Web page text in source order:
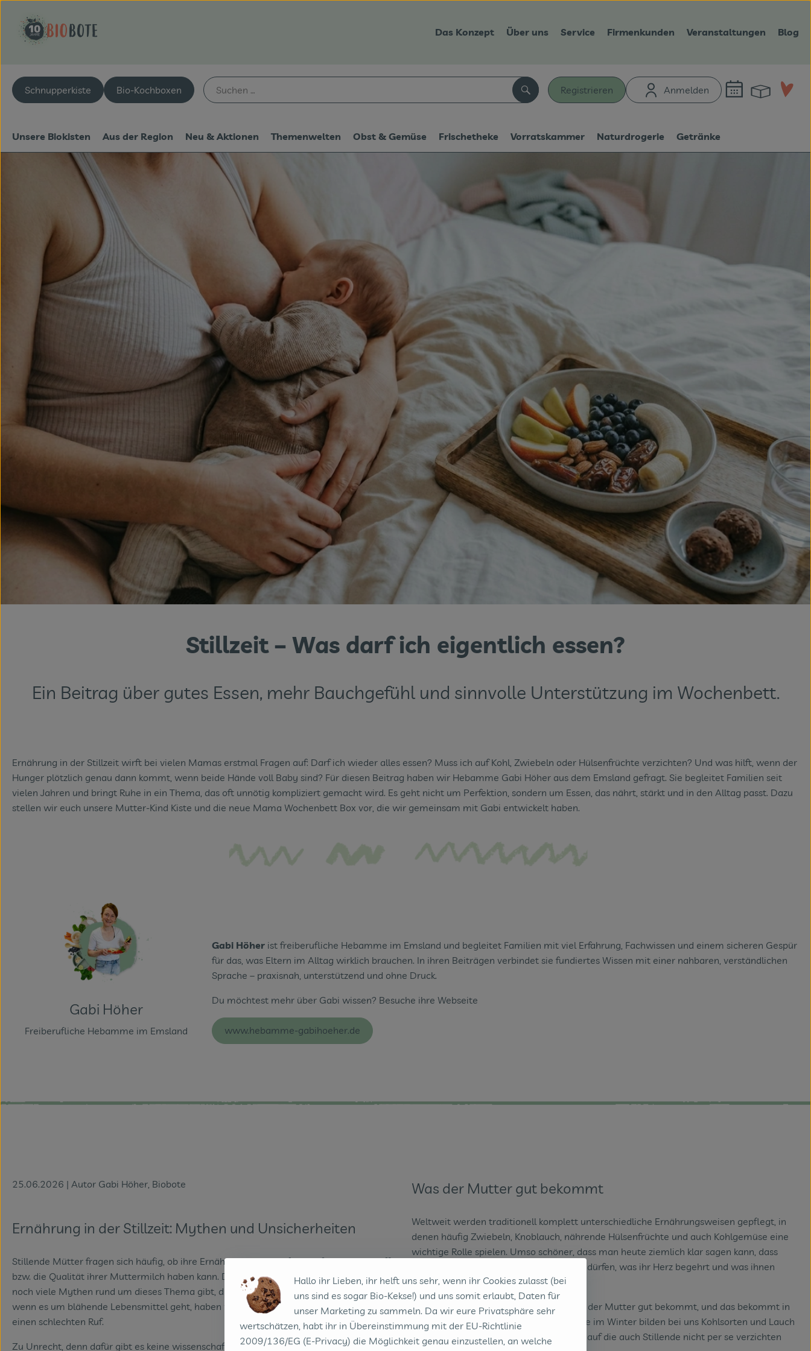
Das Konzept Über uns Service Firmenkunden Veranstaltungen Blog
Registrieren Anmelden
Suchen
Schnupperkiste Bio-Kochboxen
Unsere Biokisten Aus der Region Neu & Aktionen Themenwelten Obst & Gemüse Frischetheke Vorratskammer Naturdrogerie Getränke
Stillzeit – Was darf ich eigentlich essen?
Ein Beitrag über gutes Essen, mehr Bauchgefühl und sinnvolle Unterstützung im Wochenbett.
Ernährung in der Stillzeit wirft bei vielen Mamas erstmal Fragen auf: Darf ich wieder alles essen? Muss ich auf Kohl, Zwiebeln oder Hülsenfrüchte verzichten? Und was hilft, wenn der
Hunger plötzlich genau dann kommt, wenn beide Hände voll Baby sind? Für diesen Beitrag haben wir Hebamme Gabi Höher aus dem Emsland gefragt. Sie begleitet Familien seit
vielen Jahren und bringt Ruhe in ein Thema, das oft unnötig kompliziert gemacht wird. Es geht nicht um Perfektion, sondern um Essen, das nährt, stärkt und in den Alltag passt. Dazu
stellen wir euch unsere Mutter-Kind Kiste und die neue Mama Wochenbett Box vor, die wir gemeinsam mit Gabi entwickelt haben.
Gabi Höher
Freiberufliche Hebamme im Emsland
Gabi Höher ist freiberufliche Hebamme im Emsland und begleitet Familien mit viel Erfahrung, Fachwissen und einem sicheren Gespür
für das, was Eltern im Alltag wirklich brauchen. In ihren Beiträgen verbindet sie fundiertes Wissen mit einer nahbaren, verständlichen
Sprache – praxisnah, unterstützend und ohne Druck.
Du möchtest mehr über Gabi wissen? Besuche ihre Webseite
www.hebamme-gabihoeher.de
25.06.2026 | Autor Gabi Höher, Biobote
Ernährung in der Stillzeit: Mythen und Unsicherheiten
Stillende Mütter fragen sich häufig, ob ihre Ernährung einen Einfluss auf die Inhaltsstoffe
bzw. die Qualität ihrer Muttermilch haben kann. Das liegt nicht zuletzt daran, dass es
noch viele Mythen rund um dieses Thema gibt, die sich hartnäckig halten. Besonders
wenn es um blähende Lebensmittel geht, haben viele Gemüsesorten und Hülsenfrüchte
einen schlechten Ruf.
Zu Unrecht, denn dafür gibt es keine wissenschaftliche Evidenz.
Was der Mutter gut bekommt
Weltweit werden traditionell komplett unterschiedliche Ernährungsweisen gepflegt, in
denen häufig Zwiebeln, Knoblauch, nährende Hülsenfrüchte und auch Kohlgemüse eine
wichtige Rolle spielen. Umso schöner, dass man heute ziemlich klar sagen kann, dass
stillende Mütter in der Regel alles essen dürfen, was ihr Herz begehrt und was ihnen
bekommt.
Es gilt nun eher danach zu schauen, was der Mutter gut bekommt, und das bekommt in
der Regel auch dem Baby. Beispielsweise im Winter bilden bei uns Kohlsorten und Lauch
eine wichtige regionale Nährstoffquelle, auf die auch Stillende nicht per se verzichten
Hallo ihr Lieben, ihr helft uns sehr, wenn ihr Cookies zulasst (bei
uns sind es sogar Bio-Kekse!) und uns somit erlaubt, Daten für
unser Marketing zu sammeln. Da wir eure Privatsphäre sehr
wertschätzen, habt ihr in Übereinstimmung mit der EU-Richtlinie
2009/136/EG (E-Privacy) die Möglichkeit genau einzustellen, an welche